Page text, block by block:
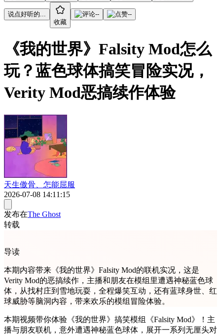
说点好听的...
收藏
-- --
《我的世界》Falsity Mod怎么
玩？蓝色球体搞笑冒险实况，
Verity Mod恶搞续作体验
天生傲骨、怎能屈服
2026-07-08 14:11:15
发布在The Ghost
转载
导读
本期内容带来《我的世界》Falsity Mod的联机实况，这是
Verity Mod的恶搞续作，主播和朋友在模组里遭遇神秘蓝色球
体，从找村庄到雪地玩耍，全程爆笑互动，还有蓝球身世、红
球威胁等脑洞内容，带来欢乐的模组冒险体验。
本期视频带你体验《我的世界》搞笑模组《Falsity Mod》！主
播与朋友联机，意外遭遇神秘蓝色球体，展开一系列无厘头对